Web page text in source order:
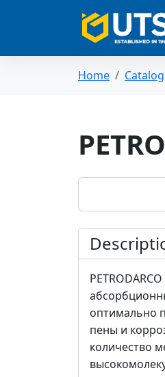
Home Catalog
оптимально
пены и
количество